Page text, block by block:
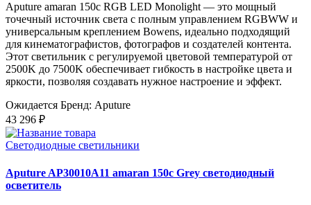
Aputure amaran 150c RGB LED Monolight — это мощный
точечный источник света с полным управлением RGBWW и
универсальным креплением Bowens, идеально подходящий
для кинематографистов, фотографов и создателей контента.
Этот светильник с регулируемой цветовой температурой от
2500K до 7500K обеспечивает гибкость в настройке цвета и
яркости, позволяя создавать нужное настроение и эффект.
Ожидается Бренд: Aputure
43 296 ₽
Светодиодные светильники
Aputure AP30010A11 amaran 150c Grey светодиодный
осветитель